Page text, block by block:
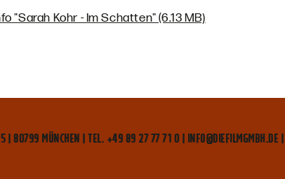
"Sarah Kohr - Im Schatten" (6.13 MB)
5 | 80799 MÜNCHEN | TEL. +49 89 27 77 71 0 | INFO@DIEFILMGMBH.DE |